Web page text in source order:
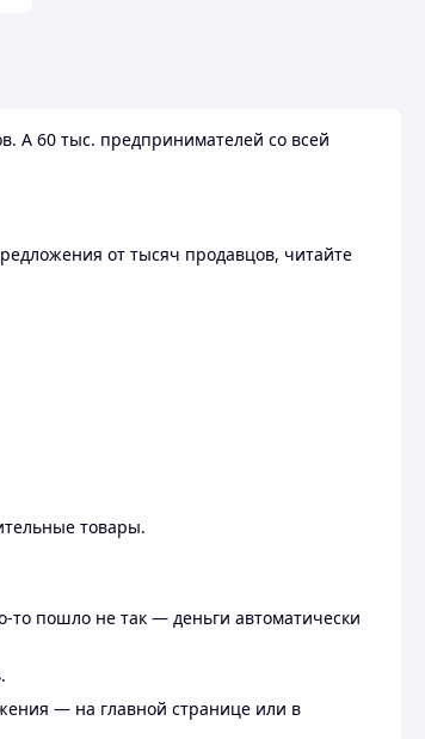
А 60 тыс. предпринимателей со всей
от тысяч продавцов, читайте
товары.
то пошло не так — деньги автоматически
— на главной странице или в